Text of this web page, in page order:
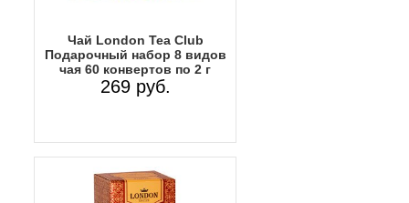
Чай London Tea Club
Подарочный набор 8 видов
чая 60 конвертов по 2 г
269 руб.